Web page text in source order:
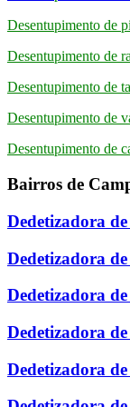
Desentupimento de
Desentupimento de
Desentupimento de
Desentupimento de
Desentupimento de
Bairros de
Dedetizadora
Dedetizadora
Dedetizadora
Dedetizadora
Dedetizadora